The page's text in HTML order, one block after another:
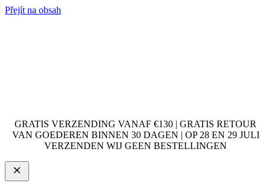
Přejít na obsah
GRATIS VERZENDING VANAF €130 | GRATIS RETOUR
VAN GOEDEREN BINNEN 30 DAGEN | OP 28 EN 29 JULI
VERZENDEN WIJ GEEN BESTELLINGEN